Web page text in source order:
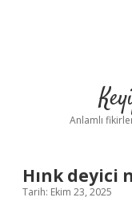
Anlamlı
Hınk deyici
Tarih: Ekim 23, 2025